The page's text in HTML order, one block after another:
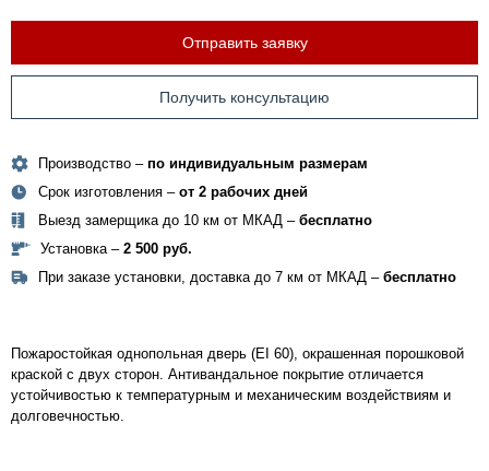
Отправить заявку
Получить консультацию
Производство – по индивидуальным размерам
Срок изготовления – от 2 рабочих дней
Выезд замерщика до 10 км от МКАД – бесплатно
Установка – 2 500 руб.
При заказе установки, доставка до 7 км от МКАД – бесплатно
Пожаростойкая однопольная дверь (EI 60), окрашенная порошковой
краской с двух сторон. Антивандальное покрытие отличается
устойчивостью к температурным и механическим воздействиям и
долговечностью.